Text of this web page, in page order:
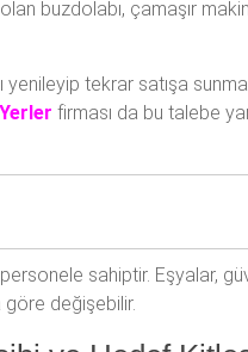
buzdolabı, çamaşır
yenileyip tekrar satışa
firması da bu talebe
sahiptir. Eşyalar,
değişebilir.